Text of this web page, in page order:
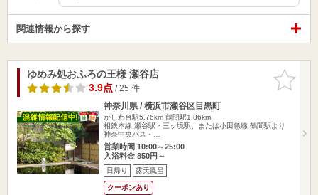
関連情報から探す
お気に入
りに追加
ゆめみ処おふろの王様 瀬谷店
3.9点/ 25 件
神奈川県 / 横浜市瀬谷区目黒町
かしわ台駅5.76km 鶴間駅1.86km
相鉄本線 瀬谷駅・三ッ境駅、または小田急線 鶴間駅より
神奈中央バス・…
営業時間 10:00～25:00
入浴料金 850円～
日帰り 露天風呂
クーポンあり